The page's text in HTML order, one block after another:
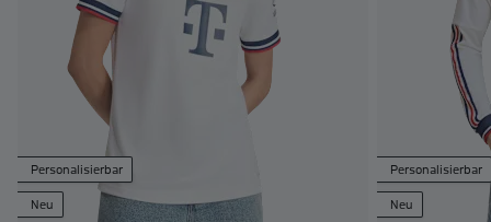
Personalisierbar
Neu
Personalisierbar
Neu